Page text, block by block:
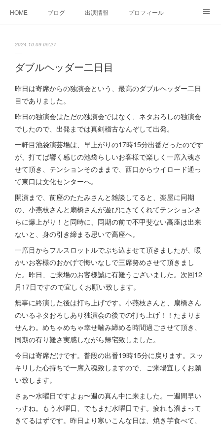
HOME ブログ 出演情報 プロフィール
2024.10.09 05:27
ダブルヘッダー二日目
昨日は寄席からの独演会という、最高のダブルヘッダー二日
目でありました。
昨日の独演会はただの独演会ではなく、ネタおろしの独演会
でしたので、出発までは真剣稽古なんぞして出発。
一軒目池袋演芸場は、早上がりの17時15分出番だったのです
が、打てば響く感じの池袋らしいお客様で楽しく一席入魂さ
せて頂き、テンションそのままで、西口からウイロード通っ
て東口は文化センターへ。
開演まで、前座のたたみさんと雑談してると、楽屋に同期
の、小燕枝さんと扇橋さんが遊びにきてくれてテンションさ
らに爆上がり！と同時に、同期の前で不甲斐ない高座は出来
ないと、身の引き締まる思いで高座へ。
一席目からフルスロットルでぶち込ませて頂きましたが、暖
かいお客様のおかげで悔いなしで三席努めさせて頂きまし
た。昨日、ご来場のお客様誠に有難うございました。次回12
月17日ですので宜しくお願い致します。
無事に終演した後は打ち上げです。小燕枝さんと、扇橋さん
のいるネタおろしあり独演会の後での打ち上げ！！たまりま
せんわ。めちゃめちゃ幸せ噛み締める時間過ごさせて頂き、
同期の有り難さ実感しながら帰宅致しました。
今日は寄席だけです。普段の出番19時15分に戻ります。スッ
キリした心持ちで一席入魂致しますので、ご来場宜しくお願
い致します。
さぁ〜水曜日ですよぉ〜週の真ん中に来ました。一週間早い
っすね。もう水曜日、でもまだ水曜日です。疲れも溜まって
きてるはずです。昨日より寒いこんな日は、焼き芋食べて、